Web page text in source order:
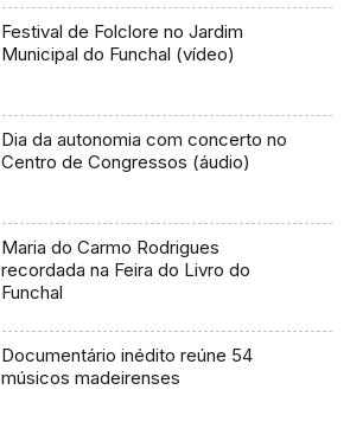
Festival de Folclore no Jardim
Municipal do Funchal (vídeo)
Dia da autonomia com concerto no
Centro de Congressos (áudio)
Maria do Carmo Rodrigues
recordada na Feira do Livro do
Funchal
Documentário inédito reúne 54
músicos madeirenses